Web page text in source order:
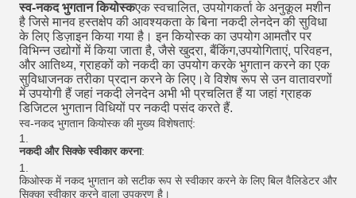
स्व-नकद भुगतान कियोस्कएक स्वचालित, उपयोगकर्ता के अनुकूल मशीन
है जिसे मानव हस्तक्षेप की आवश्यकता के बिना नकदी लेनदेन की सुविधा
के लिए डिज़ाइन किया गया है। इन कियोस्क का उपयोग आमतौर पर
विभिन्न उद्योगों में किया जाता है, जैसे खुदरा, बैंकिंग,उपयोगिताएं, परिवहन,
और आतिथ्य, ग्राहकों को नकदी का उपयोग करके भुगतान करने का एक
सुविधाजनक तरीका प्रदान करने के लिए।वे विशेष रूप से उन वातावरणों
में उपयोगी हैं जहां नकदी लेनदेन अभी भी प्रचलित हैं या जहां ग्राहक
डिजिटल भुगतान विधियों पर नकदी पसंद करते हैं.
स्व-नकद भुगतान कियोस्क की मुख्य विशेषताएं:
नकदी और सिक्के स्वीकार करना:
किओस्क में नकद भुगतान को सटीक रूप से स्वीकार करने के लिए बिल वैलिडेटर और
सिक्का स्वीकार करने वाला उपकरण है।